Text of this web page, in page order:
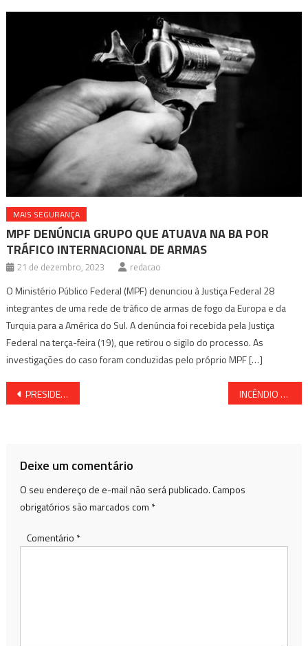
MAIS SEGURANÇA
MPF DENÚNCIA GRUPO QUE ATUAVA NA BA POR
TRÁFICO INTERNACIONAL DE ARMAS
21 de dezembro, 2023 redacao
O Ministério Público Federal (MPF) denunciou à Justiça Federal 28
integrantes de uma rede de tráfico de armas de fogo da Europa e da
Turquia para a América do Sul. A denúncia foi recebida pela Justiça
Federal na terça-feira (19), que retirou o sigilo do processo. As
investigações do caso foram conduzidas pelo próprio MPF […]
Navegação
PRESIDENTE ASSINA DECRETO QUE PREVÊ BLOQUEIO DE RECURSOS DE BETS ILEGAIS INCÊNDIO EM BARRACA DE FOGOS EM S. FILHO PODE TER SIDO CRIMINOSO
Deixe um comentário
O seu endereço de e-mail não será publicado.Campos
obrigatórios são marcados com *
Comentário *